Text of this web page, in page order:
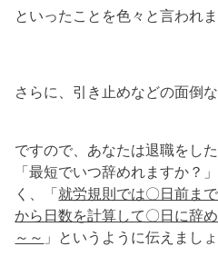
といったことを色々と言われま
さらに、引き止めなどの面倒
ですので、あなたは退職をし
「最短でいつ辞めれますか？
く、「就労規則では〇日前ま
から日数を計算して〇日に辞
～～ 」というように伝えましょ